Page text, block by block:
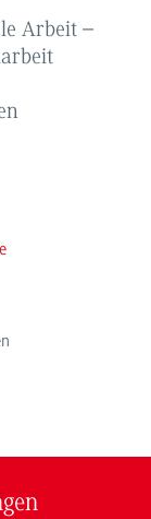
Arbeit –